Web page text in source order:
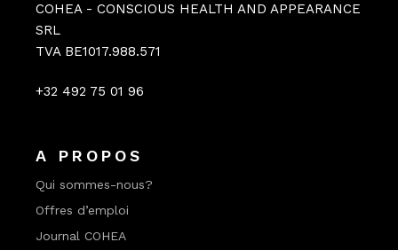
COHEA - CONSCIOUS HEALTH AND APPEARANCE
SRL
TVA BE1017.988.571
+32 492 75 01 96
A PROPOS
Qui sommes-nous?
Offres d’emploi
Journal COHEA